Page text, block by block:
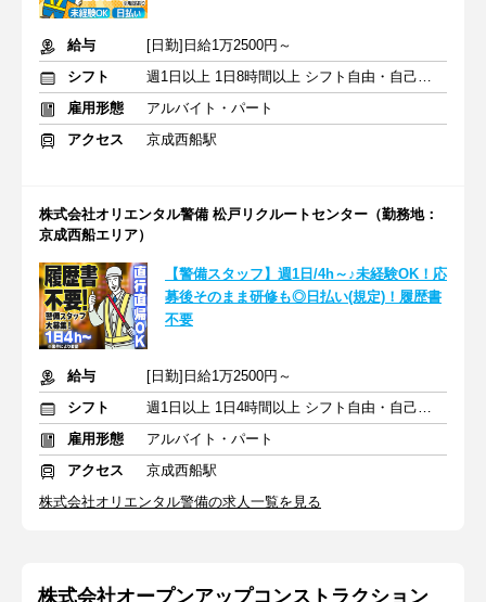
給与
[日勤]日給1万2500円～
シフト
週1日以上 1日8時間以上 シフト自由・自己申告
雇用形態
アルバイト・パート
アクセス
京成西船駅
株式会社オリエンタル警備 松戸リクルートセンター（勤務地：
京成西船エリア）
【警備スタッフ】週1日/4h～♪未経験OK！応
募後そのまま研修も◎日払い(規定)！履歴書
不要
給与
[日勤]日給1万2500円～
シフト
週1日以上 1日4時間以上 シフト自由・自己申告
雇用形態
アルバイト・パート
アクセス
京成西船駅
株式会社オリエンタル警備の求人一覧を見る
株式会社オープンアップコンストラクション